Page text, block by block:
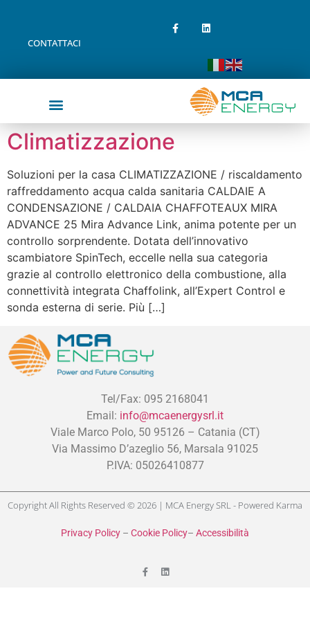
CONTATTACI
Climatizzazione
Soluzioni per la casa CLIMATIZZAZIONE / riscaldamento
raffreddamento acqua calda sanitaria CALDAIE A
CONDENSAZIONE / CALDAIA CHAFFOTEAUX MIRA
ADVANCE 25 Mira Advance Link, anima potente per un
controllo sorprendente. Dotata dell’innovativo
scambiatore SpinTech, eccelle nella sua categoria
grazie al controllo elettronico della combustione, alla
connettività integrata Chaffolink, all’Expert Control e
sonda esterna di serie. Più […]
Tel/Fax: 095 2168041
Email: info@mcaenergysrl.it
Viale Marco Polo, 50 95126 – Catania (CT)
Via Massimo D’azeglio 56, Marsala 91025
P.IVA: 05026410877
Copyright All Rights Reserved © 2026 | MCA Energy SRL - Powered Karma
Privacy Policy – Cookie Policy– Accessibilità